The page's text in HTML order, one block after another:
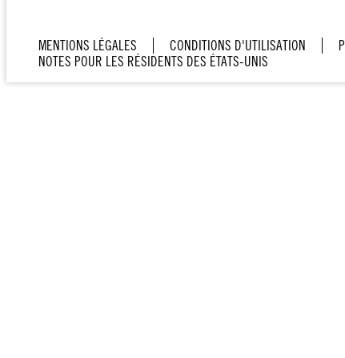
MENTIONS LÉGALES CONDITIONS D'UTILISATION
NOTES POUR LES RÉSIDENTS DES ÉTATS-UNIS